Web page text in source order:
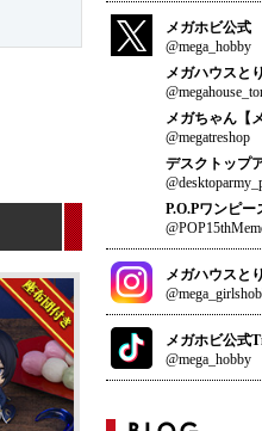
メガホビ公式
@mega_hobby
メガハウスと
メガちゃん【
@megatreshop
デスクトップ
P.O.Pワンピ
メガハウスと
メガホビ公式
@mega_hobby